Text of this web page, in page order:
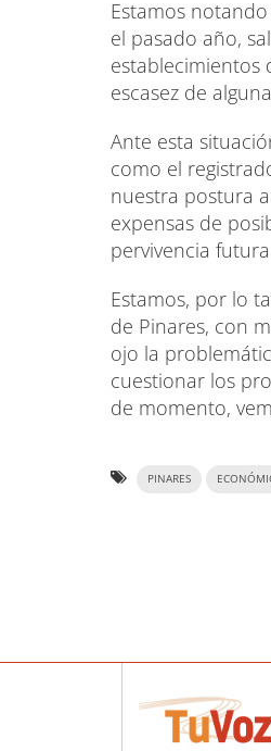
Estamos
el pasado año,
establecimientos
escasez de
Ante esta
como el
nuestra postura
expensas de
pervivencia
Estamos, por lo
de Pinares, con
ojo la
cuestionar los
de momento,
PINARES